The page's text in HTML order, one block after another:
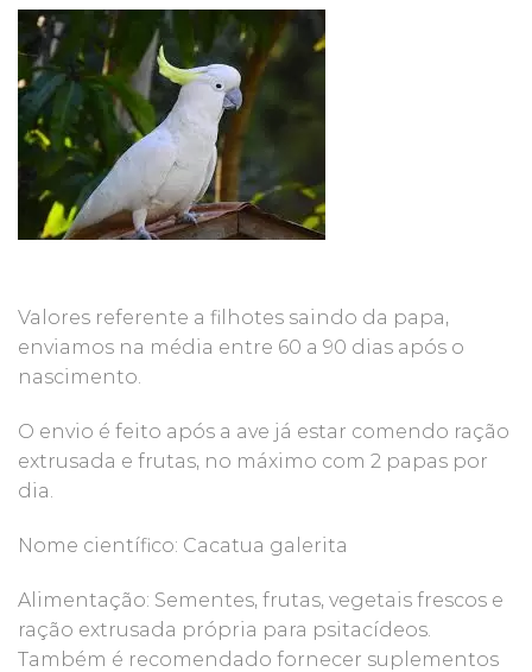
Valores referente a filhotes saindo da papa,
enviamos na média entre 60 a 90 dias após o
nascimento.
O envio é feito após a ave já estar comendo ração
extrusada e frutas, no máximo com 2 papas por
dia.
Nome científico: Cacatua galerita
Alimentação: Sementes, frutas, vegetais frescos e
ração extrusada própria para psitacídeos.
Também é recomendado fornecer suplementos